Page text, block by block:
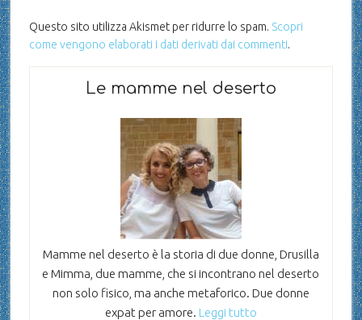
Questo sito utilizza Akismet per ridurre lo spam. Scopri
come vengono elaborati i dati derivati dai commenti.
Le mamme nel deserto
Mamme nel deserto è la storia di due donne, Drusilla
e Mimma, due mamme, che si incontrano nel deserto
non solo fisico, ma anche metaforico. Due donne
expat per amore. Leggi tutto